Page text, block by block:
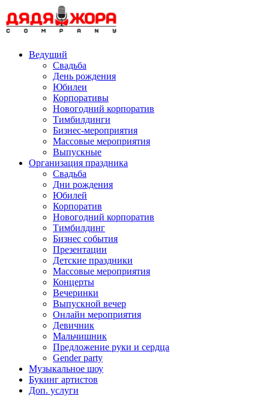
to
content
Ведущий
Свадьба
День рождения
Юбилеи
Корпоративы
Новогодний корпоратив
Тимбилдинги
Бизнес-мероприятия
Массовые мероприятия
Выпускные
Организация праздника
Свадьба
Дни рождения
Юбилей
Корпоратив
Новогодний корпоратив
Тимбилдинг
Бизнес события
Презентации
Детские праздники
Массовые мероприятия
Концерты
Вечеринки
Выпускной вечер
Онлайн мероприятия
Девичник
Мальчишник
Предложение руки и сердца
Gender party
Музыкальное шоу
Букинг артистов
Доп. услуги